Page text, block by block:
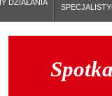
DZIAŁANIA